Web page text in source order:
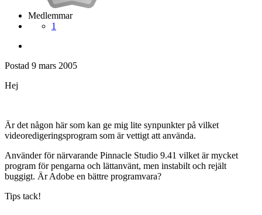
Medlemmar
1
Postad 9 mars 2005
Hej
Är det någon här som kan ge mig lite synpunkter på vilket
videoredigeringsprogram som är vettigt att använda.
Använder för närvarande Pinnacle Studio 9.41 vilket är mycket
program för pengarna och lättanvänt, men instabilt och rejält
buggigt. Är Adobe en bättre programvara?
Tips tack!